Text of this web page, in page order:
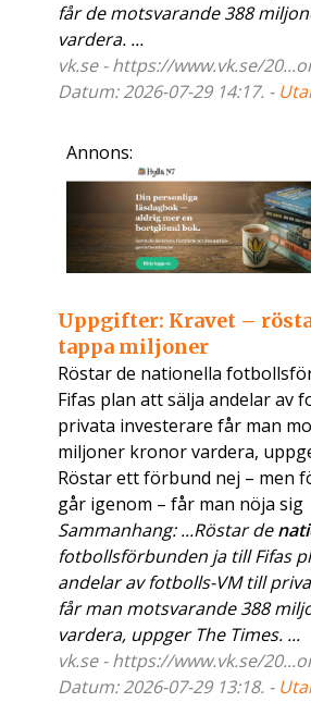
får de motsvarande 388
vardera. ...
vk.se - https://www.vk.se/
Datum: 2026-07-29 14:17. -
Annons:
Uppgifter: Kravet –
tappa miljoner
Röstar de nationella
Fifas plan att sälja andelar av
privata investerare får man
miljoner kronor vardera,
Röstar ett förbund nej – men
går igenom – får man nöja sig
Sammanhang: ...Röstar de
fotbollsförbunden ja till Fifas
andelar av fotbolls-VM till
får man motsvarande 388
vardera, uppger The Times. ...
vk.se - https://www.vk.se/
Datum: 2026-07-29 13:18. -